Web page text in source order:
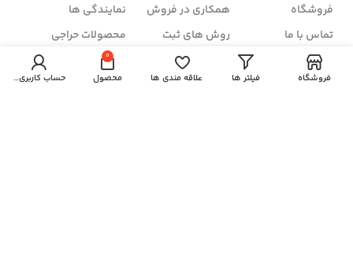
فروشگاه
تماس با ما
درباره ما
همکاری در فروش
روش های ثبت
شرایط مرجوعی
نمایندگی ها
محصولات حراجی
سوالات متداول
فروشگاه فیلتر ها علاقه مندی ها
0
محصول حساب کاربری من